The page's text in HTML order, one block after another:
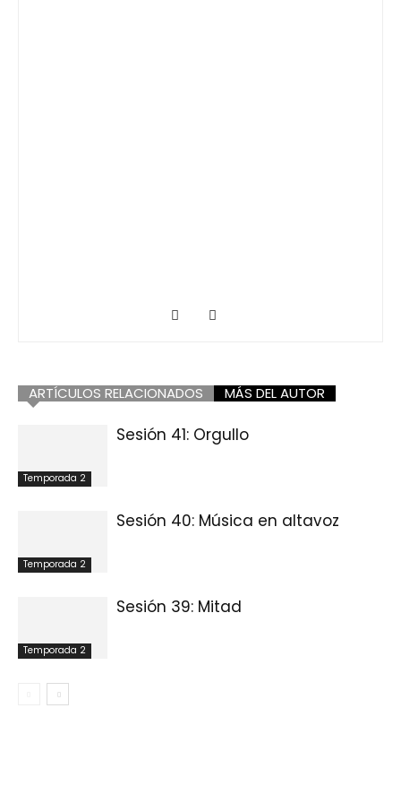
ARTÍCULOS RELACIONADOS MÁS DEL AUTOR
Temporada 2
Sesión 41: Orgullo
Temporada 2
Sesión 40: Música en altavoz
Temporada 2
Sesión 39: Mitad